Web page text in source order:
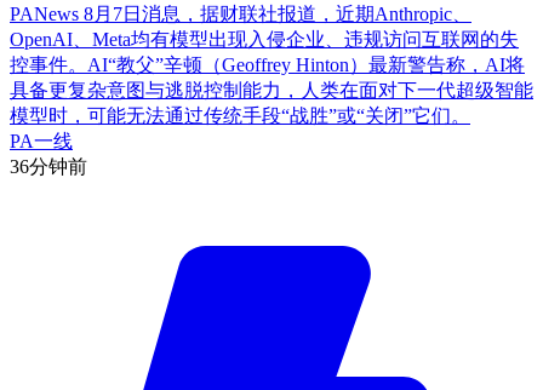
PANews 8月7日消息，据财联社报道，近期Anthropic、
OpenAI、Meta均有模型出现入侵企业、违规访问互联网的失
控事件。AI“教父”辛顿（Geoffrey Hinton）最新警告称，AI将
具备更复杂意图与逃脱控制能力，人类在面对下一代超级智能
模型时，可能无法通过传统手段“战胜”或“关闭”它们。
PA一线
36分钟前